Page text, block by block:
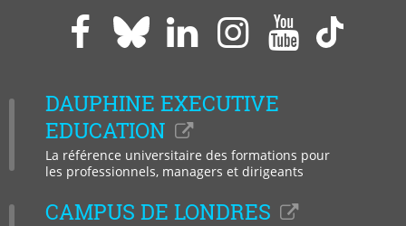
Paris
Dauphine
Facebook
Paris
Dauphine
sur
Bluesky
Paris
Dauphine
LinkedIn
Paris
Dauphine
Instagram
ParisParis
DAUPHINE EXECUTIVE
EDUCATION
La référence universitaire des formations pour
les professionnels, managers et dirigeants
CAMPUS DE LONDRES